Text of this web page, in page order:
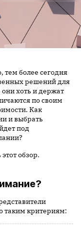
тем более сегодня
решений для
хоть и держат
по своим
Как
и выбрать
под
обзор.
таким критериям: